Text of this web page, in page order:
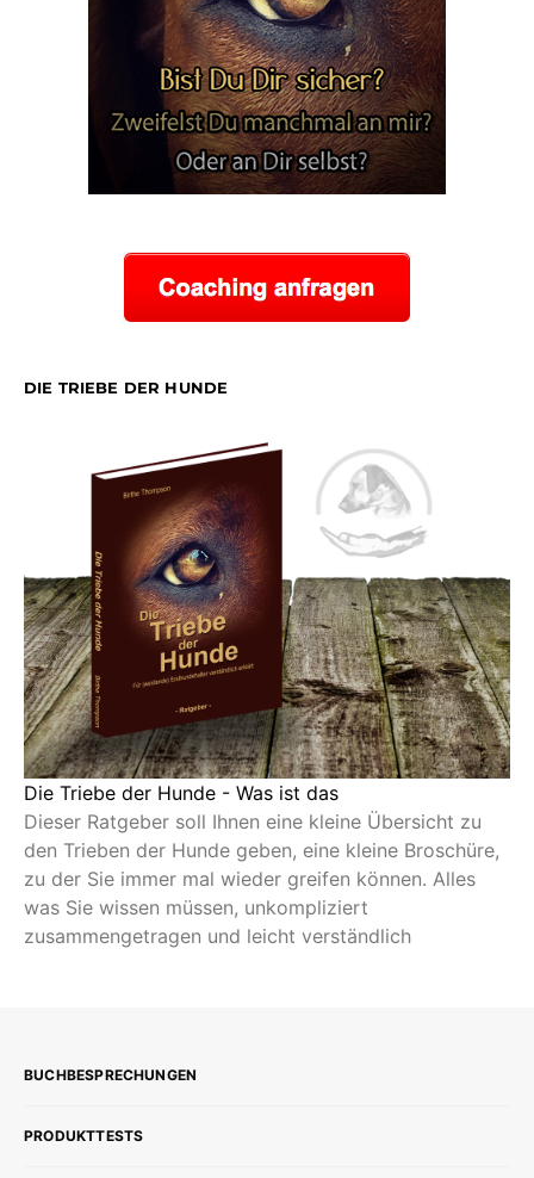
DIE TRIEBE DER HUNDE
Die Triebe der Hunde - Was ist das
Dieser Ratgeber soll Ihnen eine kleine Übersicht zu
den Trieben der Hunde geben, eine kleine Broschüre,
zu der Sie immer mal wieder greifen können. Alles
was Sie wissen müssen, unkompliziert
zusammengetragen und leicht verständlich
BUCHBESPRECHUNGEN
PRODUKTTESTS